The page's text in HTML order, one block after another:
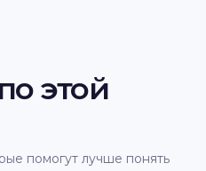
этой
помогут лучше понять